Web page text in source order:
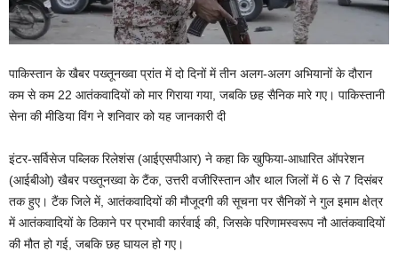
पाकिस्तान के खैबर पख्तूनख्वा प्रांत में दो दिनों में तीन अलग-अलग अभियानों के दौरान
कम से कम 22 आतंकवादियों को मार गिराया गया, जबकि छह सैनिक मारे गए। पाकिस्तानी
सेना की मीडिया विंग ने शनिवार को यह जानकारी दी
इंटर-सर्विसेज पब्लिक रिलेशंस (आईएसपीआर) ने कहा कि खुफिया-आधारित ऑपरेशन
(आईबीओ) खैबर पख्तूनख्वा के टैंक, उत्तरी वजीरिस्तान और थाल जिलों में 6 से 7 दिसंबर
तक हुए। टैंक जिले में, आतंकवादियों की मौजूदगी की सूचना पर सैनिकों ने गुल इमाम क्षेत्र
में आतंकवादियों के ठिकाने पर प्रभावी कार्रवाई की, जिसके परिणामस्वरूप नौ आतंकवादियों
की मौत हो गई, जबकि छह घायल हो गए।